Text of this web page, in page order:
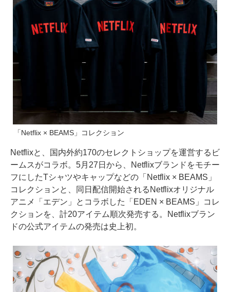
「Netflix × BEAMS」コレクション
Netflixと、国内外約170のセレクトショップを運営するビ
ームスがコラボ。5月27日から、Netflixブランドをモチー
フにしたTシャツやキャップなどの「Netflix × BEAMS」
コレクションと、同日配信開始されるNetflixオリジナル
アニメ「エデン」とコラボした「EDEN × BEAMS」コレ
クションを、計20アイテム順次発売する。Netflixブラン
ドの公式アイテムの発売は史上初。